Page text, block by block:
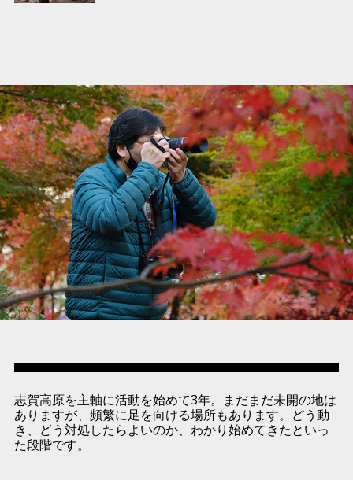
志賀高原を主軸に活動を始めて3年。まだまだ未開の地は
ありますが、頻繁に足を向ける場所もあります。どう動
き、どう対処したらよいのか、わかり始めてきたといっ
た段階です。